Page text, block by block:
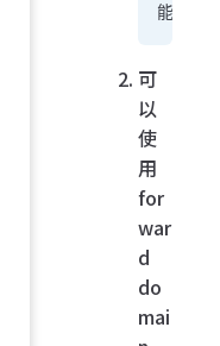
能
可
以
使
用
for
war
d
do
mai